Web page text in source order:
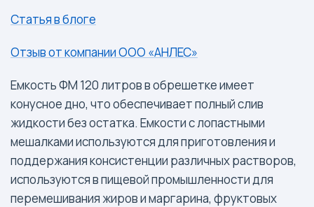
Статья в блоге
Отзыв от компании ООО «АНЛЕС»
Емкость ФМ 120 литров в обрешетке имеет
конусное дно, что обеспечивает полный слив
жидкости без остатка. Емкости с лопастными
мешалками используются для приготовления и
поддержания консистенции различных растворов,
используются в пищевой промышленности для
перемешивания жиров и маргарина, фруктовых